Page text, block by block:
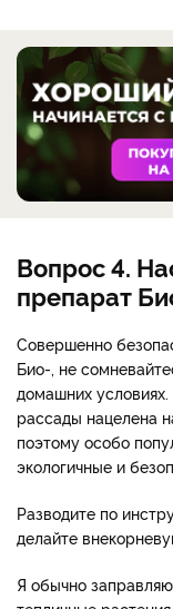
Вопрос 4.
препарат
Совершенно
Био-, не
домашних
рассады нацелена
поэтому особо
экологичные и
Разводите по
делайте
Я обычно